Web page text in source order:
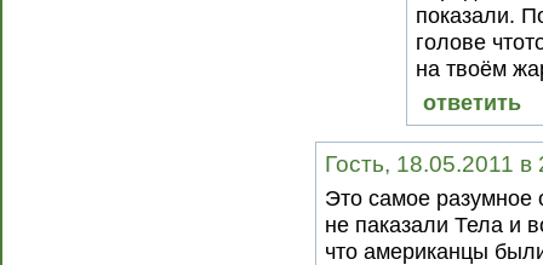
показали.
голове
на твоём
ответить
Гость, 18.05.2011
Это самое разумное
не паказали Тела и
что американцы